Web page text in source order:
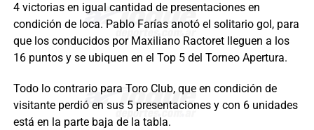
4 victorias en igual cantidad de presentaciones en
condición de loca. Pablo Farías anotó el solitario gol, para
que los conducidos por Maxiliano Ractoret lleguen a los
16 puntos y se ubiquen en el Top 5 del Torneo Apertura.
Todo lo contrario para Toro Club, que en condición de
visitante perdió en sus 5 presentaciones y con 6 unidades
está en la parte baja de la tabla.